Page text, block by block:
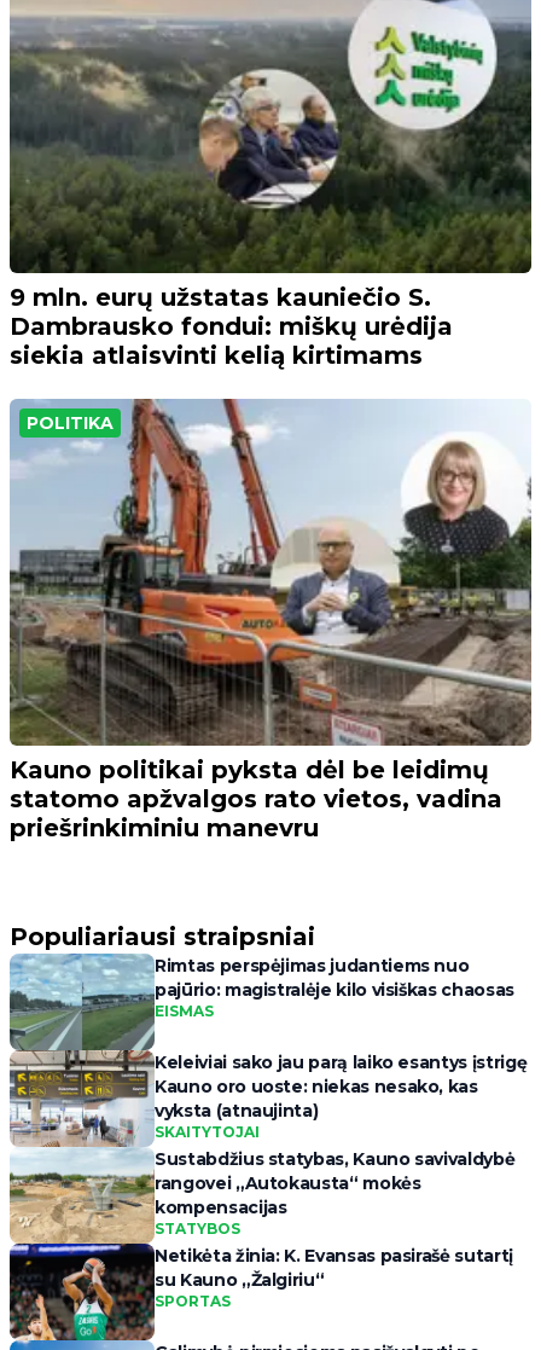
9 mln. eurų užstatas kauniečio S.
Dambrausko fondui: miškų urėdija
siekia atlaisvinti kelią kirtimams
POLITIKA
Kauno politikai pyksta dėl be leidimų
statomo apžvalgos rato vietos, vadina
priešrinkiminiu manevru
Populiariausi straipsniai
Rimtas perspėjimas judantiems nuo
pajūrio: magistralėje kilo visiškas chaosas
EISMAS
Keleiviai sako jau parą laiko esantys įstrigę
Kauno oro uoste: niekas nesako, kas
vyksta (atnaujinta)
SKAITYTOJAI
Sustabdžius statybas, Kauno savivaldybė
rangovei „Autokausta“ mokės
kompensacijas
STATYBOS
Netikėta žinia: K. Evansas pasirašė sutartį
su Kauno „Žalgiriu“
SPORTAS